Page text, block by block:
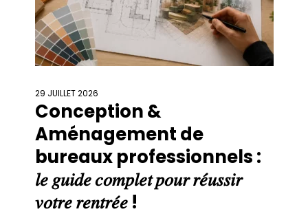
29 JUILLET 2026
Conception &
Aménagement de
bureaux professionnels :
𝑙𝑒 𝑔𝑢𝑖𝑑𝑒 𝑐𝑜𝑚𝑝𝑙𝑒𝑡 𝑝𝑜𝑢𝑟 𝑟𝑒́𝑢𝑠𝑠𝑖𝑟
𝑣𝑜𝑡𝑟𝑒 𝑟𝑒𝑛𝑡𝑟𝑒́𝑒 !